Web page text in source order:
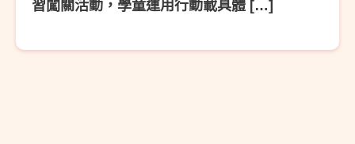
習闖關活動，學童運用行動載具體 […]